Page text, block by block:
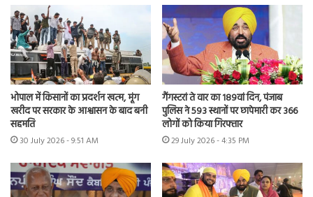
भोपाल में किसानों का प्रदर्शन खत्म, मूंग
खरीद पर सरकार के आश्वासन के बाद बनी
सहमति
30 July 2026 - 9:51 AM
गैंगस्टरां ते वार का 189वां दिन, पंजाब
पुलिस ने 593 स्थानों पर छापेमारी कर 366
लोगों को किया गिरफ्तार
29 July 2026 - 4:35 PM